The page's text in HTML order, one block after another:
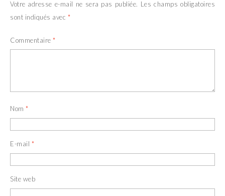
Votre adresse e-mail ne sera pas publiée. Les champs obligatoires
sont indiqués avec *
Commentaire *
Nom *
E-mail *
Site web